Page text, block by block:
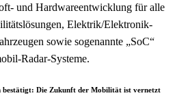
und Hardwareentwicklung für alle
Elektrik/Elektronik-
sowie sogenannte „SoC“
Radar-Systeme.
bestätigt: Die Zukunft der Mobilität ist vernetzt